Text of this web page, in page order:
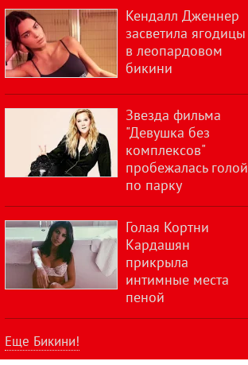
Кендалл Дженнер
засветила ягодицы
в леопардовом
бикини
Звезда фильма
"Девушка без
комплексов"
пробежалась голой
по парку
Голая Кортни
Кардашян
прикрыла
интимные места
пеной
Еще Бикини!